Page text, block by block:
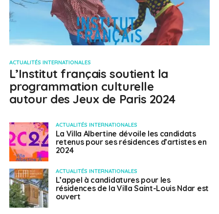
ACTUALITÉS INTERNATIONALES
L’Institut français soutient la
programmation culturelle
autour des Jeux de Paris 2024
ACTUALITÉS INTERNATIONALES
La Villa Albertine dévoile les candidats
retenus pour ses résidences d’artistes en
2024
ACTUALITÉS INTERNATIONALES
L’appel à candidatures pour les
résidences de la Villa Saint-Louis Ndar est
ouvert